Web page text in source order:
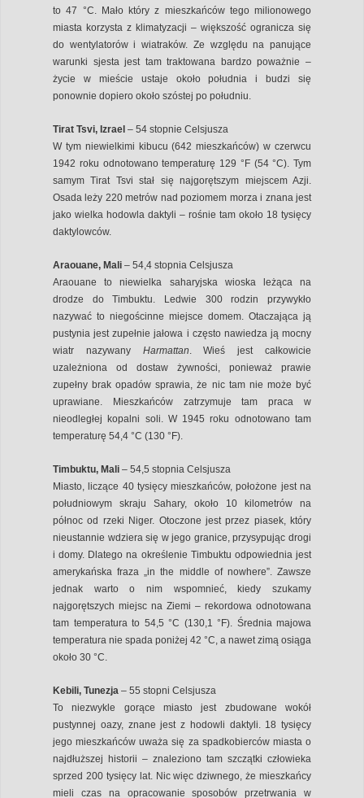
to 47 °C. Mało który z mieszkańców tego milionowego
miasta korzysta z klimatyzacji – większość ogranicza się
do wentylatorów i wiatraków. Ze względu na panujące
warunki sjesta jest tam traktowana bardzo poważnie –
życie w mieście ustaje około południa i budzi się
ponownie dopiero około szóstej po południu.
Tirat Tsvi, Izrael – 54 stopnie Celsjusza
W tym niewielkimi kibucu (642 mieszkańców) w czerwcu
1942 roku odnotowano temperaturę 129 °F (54 °C). Tym
samym Tirat Tsvi stał się najgorętszym miejscem Azji.
Osada leży 220 metrów nad poziomem morza i znana jest
jako wielka hodowla daktyli – rośnie tam około 18 tysięcy
daktylowców.
Araouane, Mali – 54,4 stopnia Celsjusza
Araouane to niewielka saharyjska wioska leżąca na
drodze do Timbuktu. Ledwie 300 rodzin przywykło
nazywać to niegościnne miejsce domem. Otaczająca ją
pustynia jest zupełnie jałowa i często nawiedza ją mocny
wiatr nazywany Harmattan . Wieś jest całkowicie
uzależniona od dostaw żywności, ponieważ prawie
zupełny brak opadów sprawia, że nic tam nie może być
uprawiane. Mieszkańców zatrzymuje tam praca w
nieodległej kopalni soli. W 1945 roku odnotowano tam
temperaturę 54,4 °C (130 °F).
Timbuktu, Mali – 54,5 stopnia Celsjusza
Miasto, liczące 40 tysięcy mieszkańców, położone jest na
południowym skraju Sahary, około 10 kilometrów na
północ od rzeki Niger. Otoczone jest przez piasek, który
nieustannie wdziera się w jego granice, przysypując drogi
i domy. Dlatego na określenie Timbuktu odpowiednia jest
amerykańska fraza „in the middle of nowhere”. Zawsze
jednak warto o nim wspomnieć, kiedy szukamy
najgorętszych miejsc na Ziemi – rekordowa odnotowana
tam temperatura to 54,5 °C (130,1 °F). Średnia majowa
temperatura nie spada poniżej 42 °C, a nawet zimą osiąga
około 30 °C.
Kebili, Tunezja – 55 stopni Celsjusza
To niezwykle gorące miasto jest zbudowane wokół
pustynnej oazy, znane jest z hodowli daktyli. 18 tysięcy
jego mieszkańców uważa się za spadkobierców miasta o
najdłuższej historii – znaleziono tam szczątki człowieka
sprzed 200 tysięcy lat. Nic więc dziwnego, że mieszkańcy
mieli czas na opracowanie sposobów przetrwania w